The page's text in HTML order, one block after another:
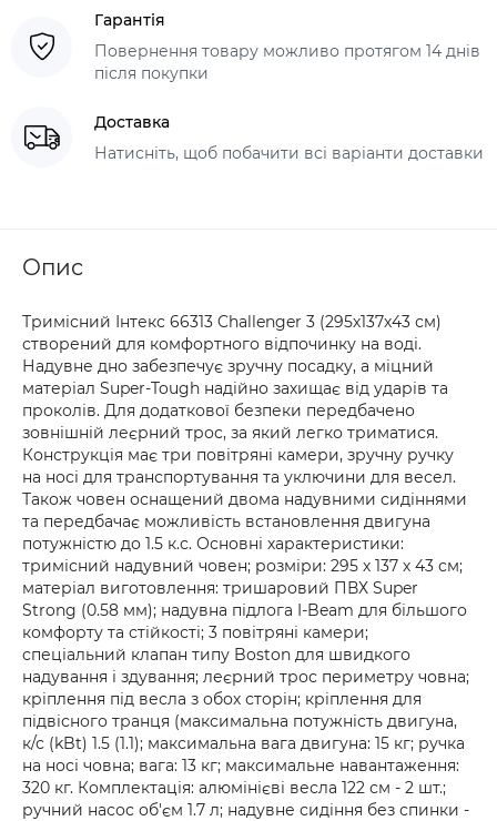
Гарантія
Повернення товару можливо протягом 14 днів
після покупки
Доставка
Натисніть, щоб побачити всі варіанти доставки
Опис
Тримісний Інтекс 66313 Challenger 3 (295х137х43 см)
створений для комфортного відпочинку на воді.
Надувне дно забезпечує зручну посадку, а міцний
матеріал Super-Tough надійно захищає від ударів та
проколів. Для додаткової безпеки передбачено
зовнішній леєрний трос, за який легко триматися.
Конструкція має три повітряні камери, зручну ручку
на носі для транспортування та уключини для весел.
Також човен оснащений двома надувними сидіннями
та передбачає можливість встановлення двигуна
потужністю до 1.5 к.с. Основні характеристики:
тримісний надувний човен; розміри: 295 х 137 х 43 см;
матеріал виготовлення: тришаровий ПВХ Super
Strong (0.58 мм); надувна підлога I-Beam для більшого
комфорту та стійкості; 3 повітряні камери;
спеціальний клапан типу Boston для швидкого
надування і здування; леєрний трос периметру човна;
кріплення під весла з обох сторін; кріплення для
підвісного транця (максимальна потужність двигуна,
к/с (kBt) 1.5 (1.1); максимальна вага двигуна: 15 кг; ручка
на носі човна; вага: 13 кг; максимальне навантаження:
320 кг. Комплектація: алюмінієві весла 122 см - 2 шт.;
ручний насос об'єм 1.7 л; надувне сидіння без спинки -